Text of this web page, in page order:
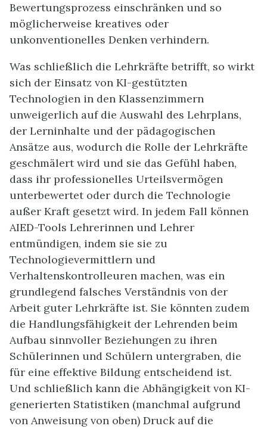
Bewertungsprozess einschränken und so
möglicherweise kreatives oder
unkonventionelles Denken verhindern.
Was schließlich die Lehrkräfte betrifft, so wirkt
sich der Einsatz von KI-gestützten
Technologien in den Klassenzimmern
unweigerlich auf die Auswahl des Lehrplans,
der Lerninhalte und der pädagogischen
Ansätze aus, wodurch die Rolle der Lehrkräfte
geschmälert wird und sie das Gefühl haben,
dass ihr professionelles Urteilsvermögen
unterbewertet oder durch die Technologie
außer Kraft gesetzt wird. In jedem Fall können
AIED-Tools Lehrerinnen und Lehrer
entmündigen, indem sie sie zu
Technologievermittlern und
Verhaltenskontrolleuren machen, was ein
grundlegend falsches Verständnis von der
Arbeit guter Lehrkräfte ist. Sie könnten zudem
die Handlungsfähigkeit der Lehrenden beim
Aufbau sinnvoller Beziehungen zu ihren
Schülerinnen und Schülern untergraben, die
für eine effektive Bildung entscheidend ist.
Und schließlich kann die Abhängigkeit von KI-
generierten Statistiken (manchmal aufgrund
von Anweisung von oben) Druck auf die